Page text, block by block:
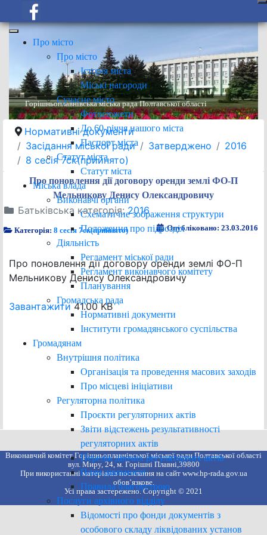
Про місто
Про місто
Історія міста
Міські нагороди
Сучасне місто
Фотосюжети
До 60-річчя нашого міста
Паспорт міста
Статут міста
Статут міста
Міська влада
Виконавчі органи
Схематичне зображення структури
Положення про підрозділ
Діяльність
Регламент міської ради
Регламент виконавчого комітету
Планування
Громадська рада
Нормативні документи
Інститути громадянського суспільства
Громадянам
Внутрішня політика
Організація та проведення масових заходів
Про місцеві ініціативи
Регуляторна політика
Проєкти регуляторних актів
Звіти відстежень результативності
регуляторних актів
Перелік діючих регуляторних актів
План діяльності
Правила благоустрою
Послуги архівного відділу
Відомості про фонди документів з
особового складу ліквідованих установ
Горішньоплавнівська міська рада Полтавської області
Нормативні документи
Засідання міської ради
Затверджено
2016
8 сесія 7ск(прийнято)
Про поновлення дії договору оренди землі ФО-П
Мельникову Денису Олександровичу
Батьківська категорія:2016
Категорія:8 сесія 7ск(прийнято) Опубліковано: 23.03.2016
Про поновлення дії договору оренди землі ФО-П
Мельникову Денису Олександровичу
Завантажити41.00 KB
Виконавчий комітет Горішньоплавнівської міської ради Полтавської області
вул. Миру, 24, м. Горішні Плавні,39800
При використанні матеріалів посилання на сайт www.hp-rada.gov.ua
обов’язкове.
Усі права застережено. Copyright © 2021